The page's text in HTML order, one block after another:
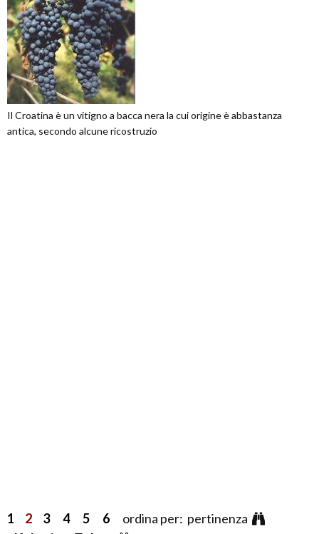
Il Croatina è un vitigno a bacca nera la cui origine è abbastanza
antica, secondo alcune ricostruzio
1 2 3 4 5 6 ordina per: pertinenza